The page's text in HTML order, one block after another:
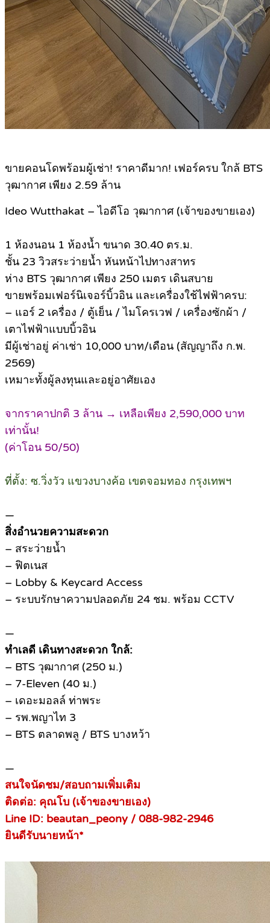
ขายคอนโดพร้อมผู้เช่า! ราคาดีมาก! เฟอร์ครบ ใกล้ BTS
วุฒากาศ เพียง 2.59 ล้าน
Ideo Wutthakat – ไอดีโอ วุฒากาศ (เจ้าของขายเอง)
1 ห้องนอน 1 ห้องน้ำ ขนาด 30.40 ตร.ม.
ชั้น 23 วิวสระว่ายน้ำ หันหน้าไปทางสาทร
ห่าง BTS วุฒากาศ เพียง 250 เมตร เดินสบาย
ขายพร้อมเฟอร์นิเจอร์บิ้วอิน และเครื่องใช้ไฟฟ้าครบ:
– แอร์ 2 เครื่อง / ตู้เย็น / ไมโครเวฟ / เครื่องซักผ้า /
เตาไฟฟ้าแบบบิ้วอิน
มีผู้เช่าอยู่ ค่าเช่า 10,000 บาท/เดือน (สัญญาถึง ก.พ.
2569)
เหมาะทั้งผู้ลงทุนและอยู่อาศัยเอง
จากราคาปกติ 3 ล้าน → เหลือเพียง 2,590,000 บาท
เท่านั้น!
(ค่าโอน 50/50)
ที่ตั้ง: ซ.วิ่งวัว แขวงบางค้อ เขตจอมทอง กรุงเทพฯ
—
สิ่งอำนวยความสะดวก
– สระว่ายน้ำ
– ฟิตเนส
– Lobby & Keycard Access
– ระบบรักษาความปลอดภัย 24 ชม. พร้อม CCTV
—
ทำเลดี เดินทางสะดวก ใกล้:
– BTS วุฒากาศ (250 ม.)
– 7-Eleven (40 ม.)
– เดอะมอลล์ ท่าพระ
– รพ.พญาไท 3
– BTS ตลาดพลู / BTS บางหว้า
—
สนใจนัดชม/สอบถามเพิ่มเติม
ติดต่อ: คุณโบ (เจ้าของขายเอง)
Line ID: beautan_peony / 088-982-2946
ยินดีรับนายหน้า*